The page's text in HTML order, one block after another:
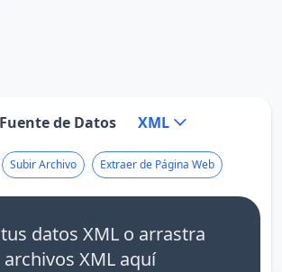
Fuente de Datos XML
Subir Archivo Extraer de Página Web
datos XML o arrastra
archivos XML aquí